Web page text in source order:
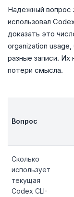
Надежный вопрос
использовал
доказать это
organization
разные записи. Их
потери смысла.
Вопрос
Сколько
использует
текущая
Codex CLI-